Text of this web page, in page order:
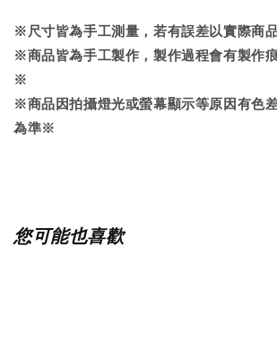
※尺寸皆為手工測量，若有誤差以實際商
※商品皆為手工製作，製作過程會有製作
※
※商品因拍攝燈光或螢幕顯示等原因有色
為準※
您可能也喜歡